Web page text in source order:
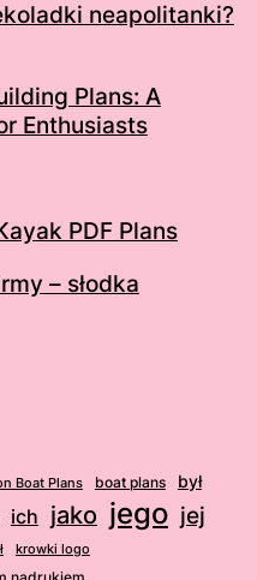
neapolitanki?
Plans: A
Enthusiasts
PDF Plans
– słodka
Boat Plans boat plans był
ich jako jego jej
krowki logo